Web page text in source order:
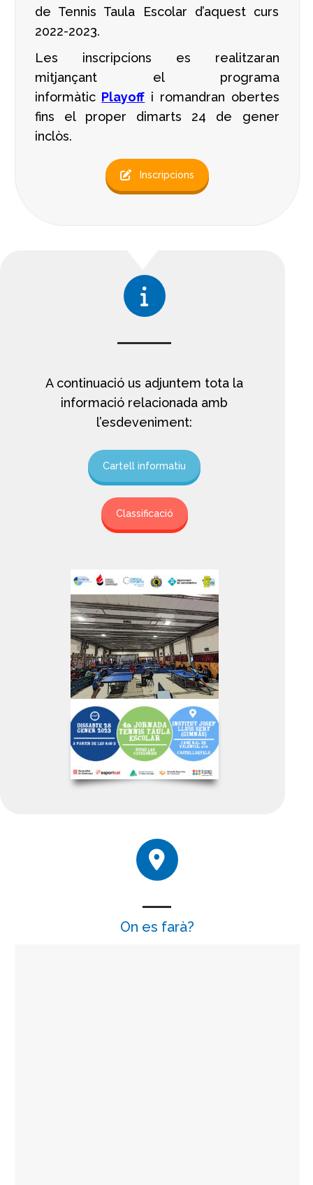
de Tennis Taula Escolar d’aquest curs
2022-2023.
Les inscripcions es realitzaran
mitjançant el programa
informàtic Playoff i romandran obertes
fins el proper dimarts 24 de gener
inclòs.
Inscripcions
A continuació us adjuntem tota la
informació relacionada amb
l’esdeveniment:
Cartell informatiu
Classificació
On es farà?